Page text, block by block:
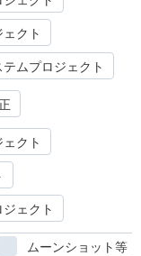
クト
ムプロジェクト
クト
ェクト
ムーンショット等